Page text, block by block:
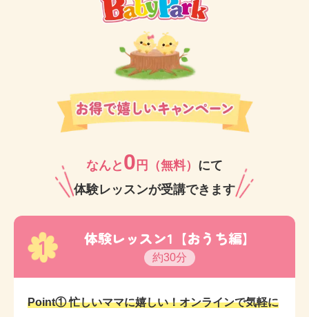
ベビーカーですと、地上の道を通ることになりますの
で、初回は抱っこ紐でお越しいただくことをおすすめ
しております。
です♡
なんと 0 円（無料） にて
体験レッスンが受講できます
1 体験レッスン1【おうち編】
約30分
Point① 忙しいママに嬉しい！オンラインで気軽に